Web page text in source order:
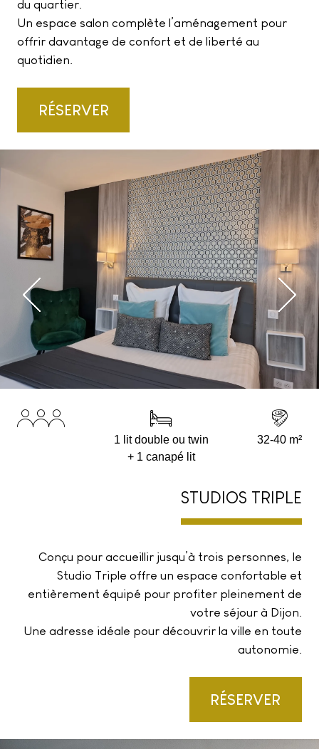
du quartier.
Un espace salon complète l’aménagement pour
offrir davantage de confort et de liberté au
quotidien.
RÉSERVER
1 lit double ou twin
+ 1 canapé lit
32-40 m²
STUDIOS TRIPLE
Conçu pour accueillir jusqu’à trois personnes, le
Studio Triple offre un espace confortable et
entièrement équipé pour profiter pleinement de
votre séjour à Dijon.
Une adresse idéale pour découvrir la ville en toute
autonomie.
RÉSERVER